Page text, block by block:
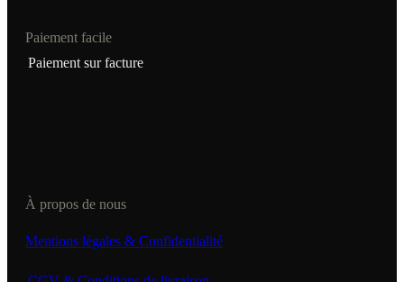
Paiement facile
Paiement sur facture
À propos de nous
Mentions légales & Confidentialité